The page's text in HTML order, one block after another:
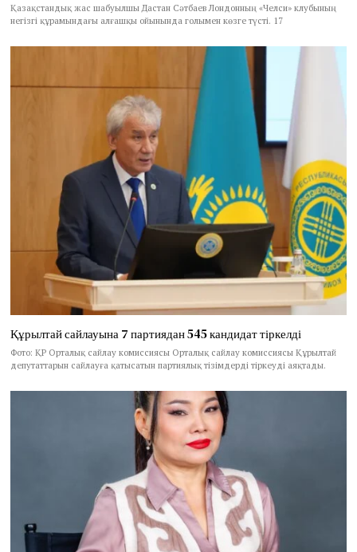
Қазақстандық жас шабуылшы Дастан Сәтбаев Лондонның «Челси» клубының
негізгі құрамындағы алғашқы ойынында голымен көзге түсті. 17
Құрылтай сайлауына 7 партиядан 545 кандидат тіркелді
Фото: ҚР Орталық сайлау комиссиясы Орталық сайлау комиссиясы Құрылтай
депутаттарын сайлауға қатысатын партиялық тізімдерді тіркеуді аяқтады.